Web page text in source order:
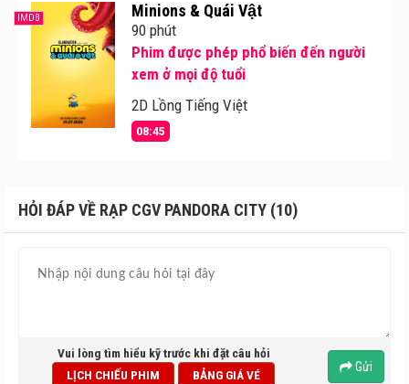
IMDB Minions & Quái Vật
90 phút
Phim được phép phổ biến đến người
xem ở mọi độ tuổi
2D Lồng Tiếng Việt
08:45
HỎI ĐÁP VỀ RẠP CGV PANDORA CITY (10)
Vui lòng tìm hiểu kỹ trước khi đặt câu hỏi
LỊCH CHIẾU PHIM
BẢNG GIÁ VÉ
Gửi